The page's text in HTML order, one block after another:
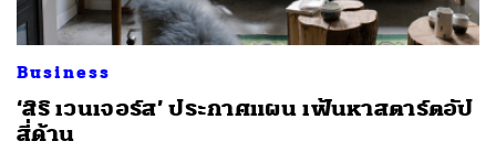
Business
‘สิริ เวนเจอร์ส’ ประกาศแผน เฟ้นหาสตาร์ตอัป
สี่ด้าน
SHARE TWEET LINE EMAIL